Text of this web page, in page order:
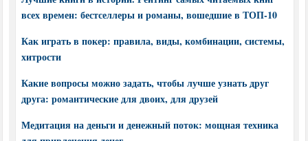
всех времен: бестселлеры и романы, вошедшие в ТОП-10
Как играть в покер: правила, виды, комбинации, системы,
хитрости
Какие вопросы можно задать, чтобы лучше узнать друг
друга: романтические для двоих, для друзей
Медитация на деньги и денежный поток: мощная техника